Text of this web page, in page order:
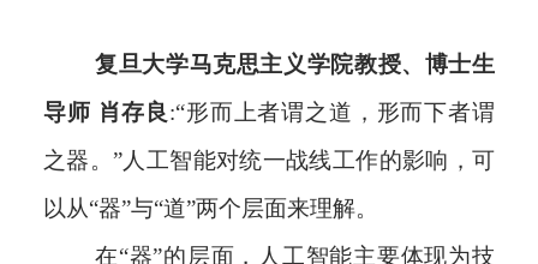
复旦大学马克思主义学院教授、博士生
导师 肖存良:“形而上者谓之道，形而下者谓
之器。”人工智能对统一战线工作的影响，可
以从“器”与“道”两个层面来理解。
在“器”的层面，人工智能主要体现为技